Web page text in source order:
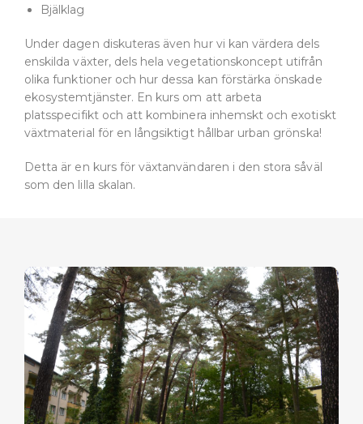
Bjälklag
Under dagen diskuteras även hur vi kan värdera dels
enskilda växter, dels hela vegetationskoncept utifrån
olika funktioner och hur dessa kan förstärka önskade
ekosystemtjänster. En kurs om att arbeta
platsspecifikt och att kombinera inhemskt och exotiskt
växtmaterial för en långsiktigt hållbar urban grönska!
Detta är en kurs för växtanvändaren i den stora såväl
som den lilla skalan.